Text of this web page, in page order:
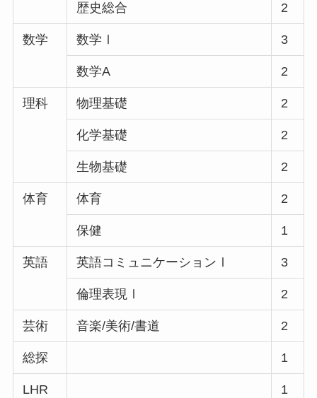
歴史総合 2
数学 数学Ⅰ 3
数学A 2
理科 物理基礎 2
化学基礎 2
生物基礎 2
体育 体育 2
保健 1
英語 英語コミュニケーションⅠ 3
倫理表現Ⅰ 2
芸術 音楽/美術/書道 2
総探 1
LHR 1